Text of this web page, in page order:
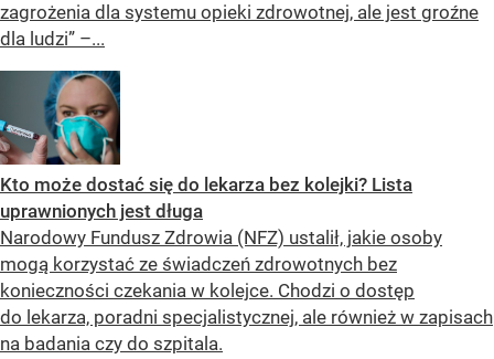
zagrożenia dla systemu opieki zdrowotnej, ale jest groźne
dla ludzi” –...
Kto może dostać się do lekarza bez kolejki? Lista
uprawnionych jest długa
Narodowy Fundusz Zdrowia (NFZ) ustalił, jakie osoby
mogą korzystać ze świadczeń zdrowotnych bez
konieczności czekania w kolejce. Chodzi o dostęp
do lekarza, poradni specjalistycznej, ale również w zapisach
na badania czy do szpitala.